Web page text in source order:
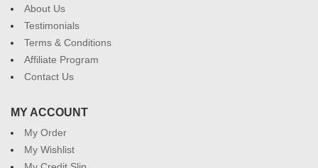
About Us
Testimonials
Terms & Conditions
Affiliate Program
Contact Us
MY ACCOUNT
My Order
My Wishlist